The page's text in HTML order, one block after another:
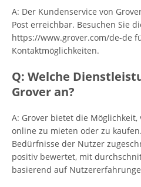
A: Der Kundenservice von
Post erreichbar. Besuchen Sie
https://www.grover.com/de-de
Kontaktmöglichkeiten.
Q: Welche
Grover an?
A: Grover bietet die Möglichkeit,
online zu mieten oder zu
Bedürfnisse der Nutzer
positiv bewertet, mit
basierend auf